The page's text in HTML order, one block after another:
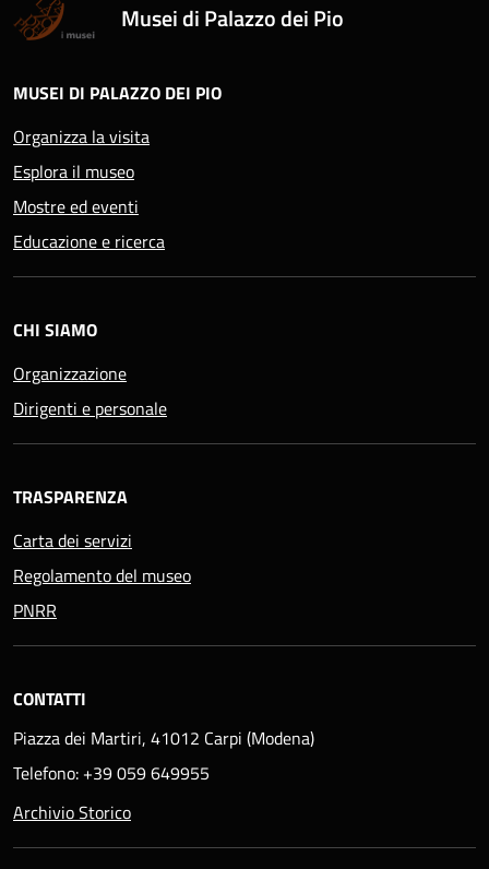
Musei di Palazzo dei Pio
MUSEI DI PALAZZO DEI PIO
Organizza la visita
Esplora il museo
Mostre ed eventi
Educazione e ricerca
CHI SIAMO
Organizzazione
Dirigenti e personale
TRASPARENZA
Carta dei servizi
Regolamento del museo
PNRR
CONTATTI
Piazza dei Martiri, 41012 Carpi (Modena)
Telefono: +39 059 649955
Archivio Storico